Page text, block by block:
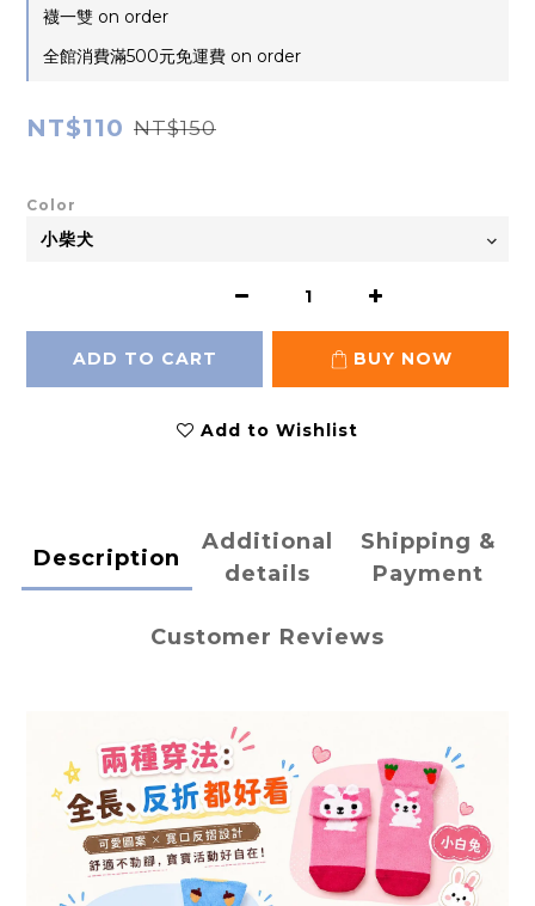
襪一雙 on order
全館消費滿500元免運費 on order
NT$110 NT$150
Color
ADD TO CART BUY NOW
Add to Wishlist
Description
Additional
details
Shipping &
Payment
Customer Reviews